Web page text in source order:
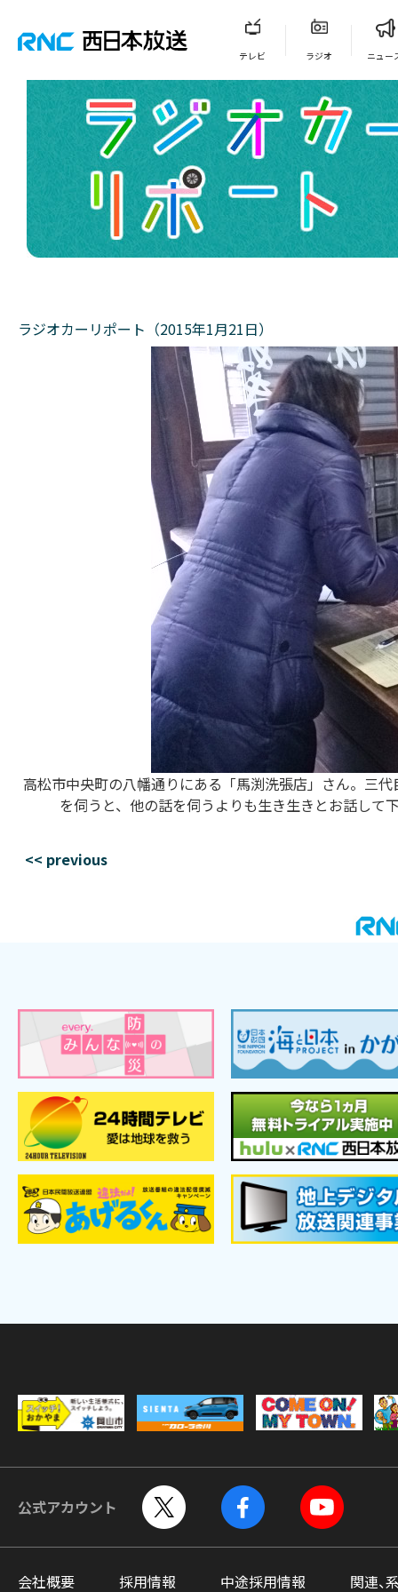
テレビ ラジオ ニュー
ラジオカーリポート（2015年1月21日）
高松市中央町の八幡通りにある「馬渕洗張店」さん。三
を伺うと、他の話を伺うよりも生き生きとお話して
<< previous
公式アカウント
会社概要 採用情報 中途採用情報 関連、